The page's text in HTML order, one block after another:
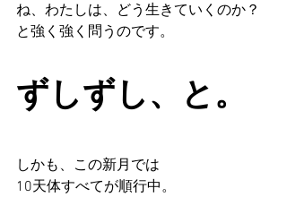
ね、わたしは、どう生きていくのか？
と強く強く問うのです。
ずしずし、と。
しかも、この新月では
10天体すべてが順行中。